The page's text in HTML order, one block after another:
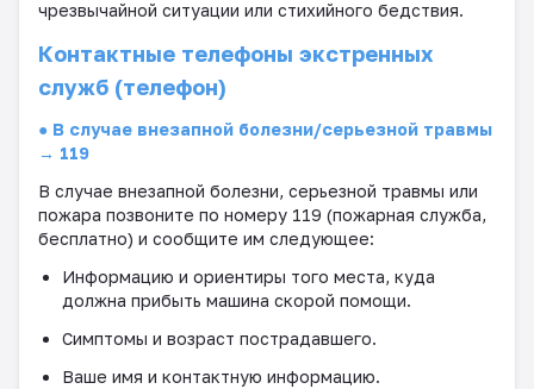
чрезвычайной ситуации или стихийного бедствия.
Контактные телефоны экстренных
служб (телефон)
● В случае внезапной болезни/серьезной травмы
→ 119
В случае внезапной болезни, серьезной травмы или
пожара позвоните по номеру 119 (пожарная служба,
бесплатно) и сообщите им следующее:
Информацию и ориентиры того места, куда
должна прибыть машина скорой помощи.
Симптомы и возраст пострадавшего.
Ваше имя и контактную информацию.